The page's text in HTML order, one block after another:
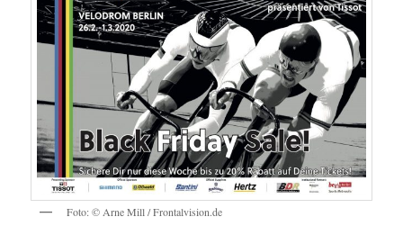
Foto: © Arne Mill / Frontalvision.de